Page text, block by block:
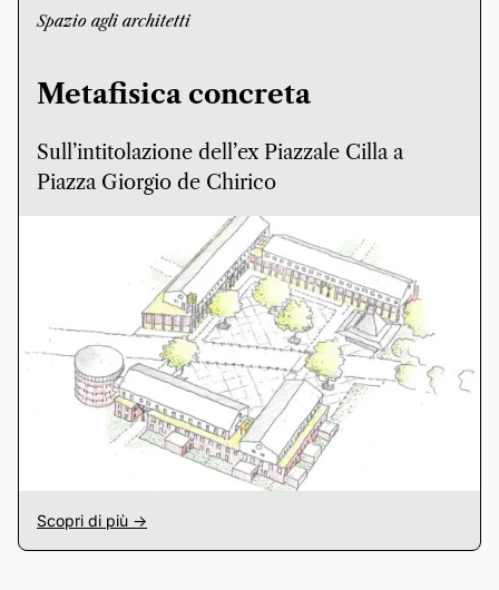
Spazio agli architetti
Metafisica concreta
Sull’intitolazione dell’ex Piazzale Cilla a
Piazza Giorgio de Chirico
Scopri di più ->